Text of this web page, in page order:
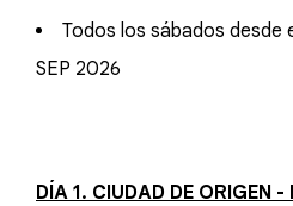
Todos los sábados desde
SEP 2026
DÍA 1. CIUDAD DE ORIGEN